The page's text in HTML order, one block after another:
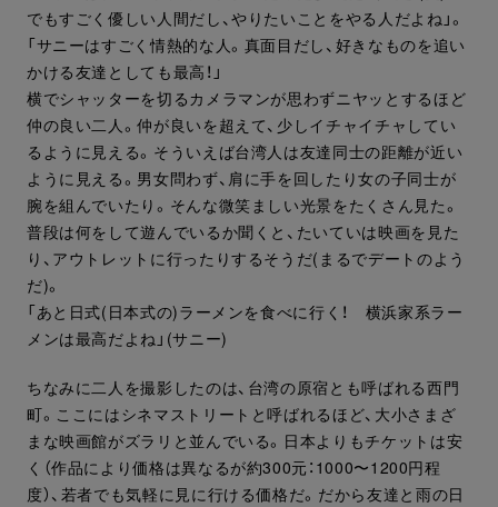
でもすごく優しい人間だし、やりたいことをやる人だよね」。
「サニーはすごく情熱的な人。真面目だし、好きなものを追い
かける友達としても最高！」
横でシャッターを切るカメラマンが思わずニヤッとするほど
仲の良い二人。仲が良いを超えて、少しイチャイチャしてい
るように見える。そういえば台湾人は友達同士の距離が近い
ように見える。男女問わず、肩に手を回したり女の子同士が
腕を組んでいたり。そんな微笑ましい光景をたくさん見た。
普段は何をして遊んでいるか聞くと、たいていは映画を見た
り、アウトレットに行ったりするそうだ(まるでデートのよう
だ)。
「あと日式(日本式の)ラーメンを食べに行く！ 横浜家系ラー
メンは最高だよね」(サニー)
ちなみに二人を撮影したのは、台湾の原宿とも呼ばれる西門
町。ここにはシネマストリートと呼ばれるほど、大小さまざ
まな映画館がズラリと並んでいる。日本よりもチケットは安
く（作品により価格は異なるが約300元：1000〜1200円程
度）、若者でも気軽に見に行ける価格だ。だから友達と雨の日